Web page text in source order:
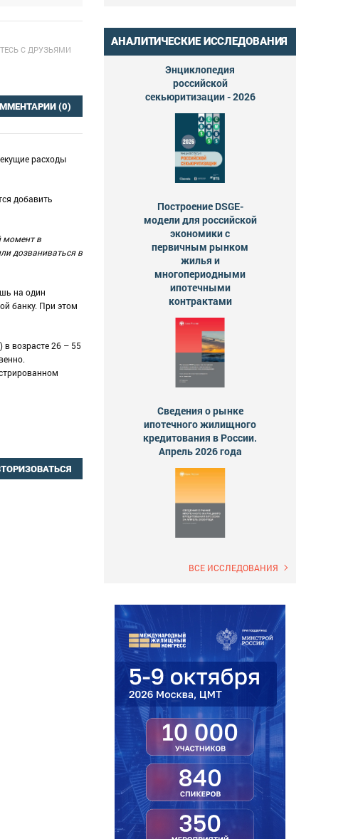
С ДРУЗЬЯМИ
(0)
расходы
добавить
момент в
дозваниваться в
на один
банку. При этом
возрасте 26 – 55
АНАЛИТИЧЕСКИЕ ИССЛЕДОВАНИЯ
Энциклопедия
российской
секьюритизации - 2026
Построение DSGE-
модели для российской
экономики с
первичным рынком
жилья и
многопериодными
ипотечными
контрактами
Сведения о рынке
ипотечного жилищного
кредитования в России.
Апрель 2026 года
ВСЕ ИССЛЕДОВАНИЯ